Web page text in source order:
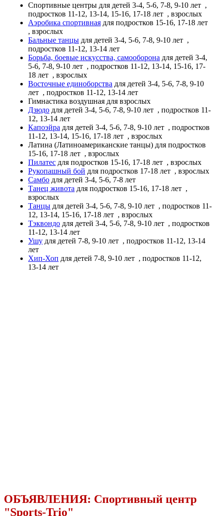
Спортивные центры для детей 3-4, 5-6, 7-8, 9-10 лет ,
подростков 11-12, 13-14, 15-16, 17-18 лет , взрослых
Аэробика спортивная для подростков 15-16, 17-18 лет
, взрослых
Бальные танцы для детей 3-4, 5-6, 7-8, 9-10 лет ,
подростков 11-12, 13-14 лет
Борьба, боевые искусства, самооборона для детей 3-4,
5-6, 7-8, 9-10 лет , подростков 11-12, 13-14, 15-16, 17-
18 лет , взрослых
Восточные единоборства для детей 3-4, 5-6, 7-8, 9-10
лет , подростков 11-12, 13-14 лет
Гимнастика воздушная для взрослых
Дзюдо для детей 3-4, 5-6, 7-8, 9-10 лет , подростков 11-
12, 13-14 лет
Капоэйра для детей 3-4, 5-6, 7-8, 9-10 лет , подростков
11-12, 13-14, 15-16, 17-18 лет , взрослых
Латина (Латиноамериканские танцы) для подростков
15-16, 17-18 лет , взрослых
Пилатес для подростков 15-16, 17-18 лет , взрослых
Рукопашный бой для подростков 17-18 лет , взрослых
Самбо для детей 3-4, 5-6, 7-8 лет
Танец живота для подростков 15-16, 17-18 лет ,
взрослых
Танцы для детей 3-4, 5-6, 7-8, 9-10 лет , подростков 11-
12, 13-14, 15-16, 17-18 лет , взрослых
Тэквондо для детей 3-4, 5-6, 7-8, 9-10 лет , подростков
11-12, 13-14 лет
Ушу для детей 7-8, 9-10 лет , подростков 11-12, 13-14
лет
Хип-Хоп для детей 7-8, 9-10 лет , подростков 11-12,
13-14 лет
ОБЪЯВЛЕНИЯ: Спортивный центр
"Sports-Trio"